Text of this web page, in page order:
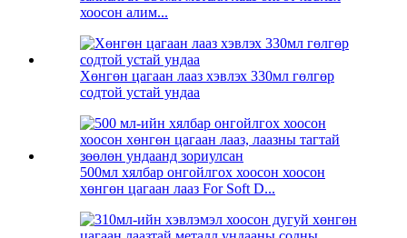
хоосон алим...
Хөнгөн цагаан лааз хэвлэх 330мл гөлгөр
содтой устай ундаа
500мл хялбар онгойлгох хоосон хоосон
хөнгөн цагаан лааз For Soft D...